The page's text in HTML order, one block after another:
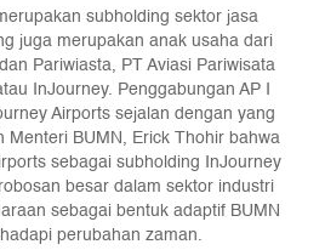
subholding sektor jasa
juga merupakan anak usaha dari
Pariwiasta, PT Aviasi Pariwisata
InJourney. Penggabungan AP I
Airports sejalan dengan yang
Menteri BUMN, Erick Thohir bahwa
sebagai subholding InJourney
besar dalam sektor industri
sebagai bentuk adaptif BUMN
perubahan zaman.